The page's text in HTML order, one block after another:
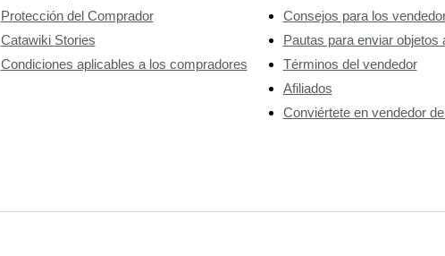
Protección del Comprador
Catawiki Stories
Condiciones aplicables a los compradores
Consejos para los
Pautas para enviar objetos
Términos del vendedor
Afiliados
Conviértete en vendedor